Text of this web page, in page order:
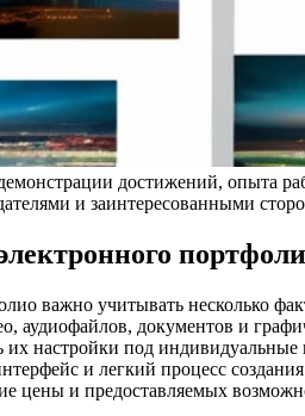
достижений, опыта
и заинтересованными
важно учитывать несколько
аудиофайлов, документов и
их настройки под
и легкий процесс
цены и предоставляемых